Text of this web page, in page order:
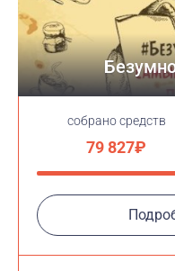
cобрано средств
79 827₽